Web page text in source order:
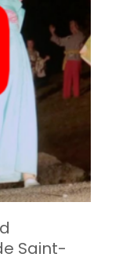
Saint-